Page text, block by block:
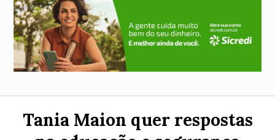
Tania Maion quer respostas